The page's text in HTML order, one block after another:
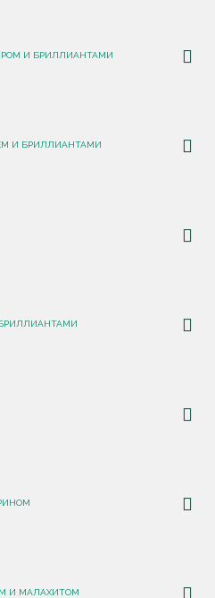
И БРИЛЛИАНТАМИ
И БРИЛЛИАНТАМИ
И МАЛАХИТОМ